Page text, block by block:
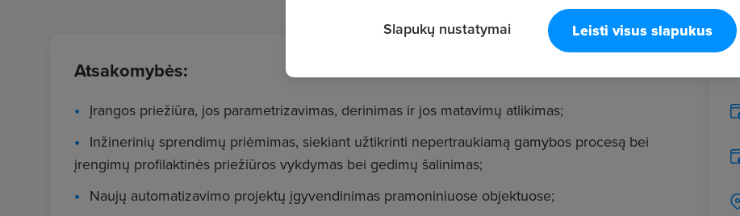
Atsakomybės:
Įrangos priežiūra, jos parametrizavimas, derinimas ir jos matavimų atlikimas;
Inžinerinių sprendimų priėmimas, siekiant užtikrinti nepertraukiamą gamybos procesą bei
įrengimų profilaktinės priežiūros vykdymas bei gedimų šalinimas;
Naujų automatizavimo projektų įgyvendinimas pramoniniuose objektuose;
Leisti visus slapukus
Slapukų nustatymai